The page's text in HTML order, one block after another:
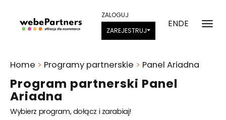
ENDE
ZALOGUJ
ZAREJESTRUJ
Program partnerski Panel
Ariadna
Wybierz program, dołącz i zarabiaj!
Home > Programy partnerskie > Panel Ariadna